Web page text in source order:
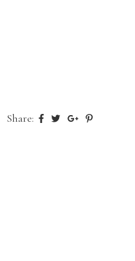
Share: